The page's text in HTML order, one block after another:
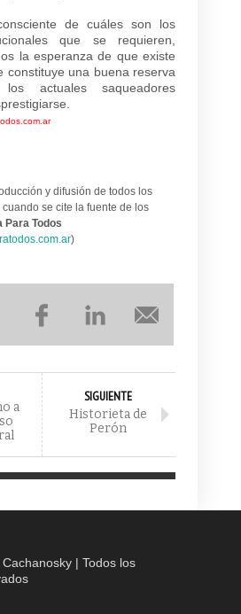
de cuáles son los
que se requieren,
la esperanza de que existe
constituye una buena reserva
actuales saqueadores
y difusión de todos los
se cite la fuente de los
Para Todos
)
a
SIGUIENTE
Historieta de
Perón
| Todos los